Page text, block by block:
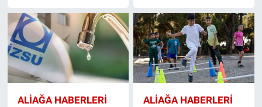
ALIAĞA HABERLERI ALIAĞA HABERLERI